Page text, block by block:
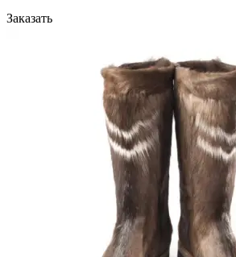
Заказать